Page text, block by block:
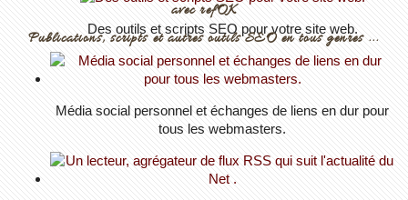
Des outils et scripts SEO pour votre site web.
Média social personnel et échanges de liens en dur pour
tous les webmasters.
avec refOK
Publications, scripts et autres outils SEO en tous genres ...